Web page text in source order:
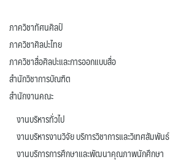
ภาควิชาทัศนศิลป์
ภาควิชาศิลปะไทย
ภาควิชาสื่อศิลปะและการออกแบบสื่อ
สำนักวิชาการบัณฑิต
สำนักงานคณะ
งานบริหารทั่วไป
งานบริหารงานวิจัย บริการวิชาการและวิเทศสัมพันธ์
งานบริการการศึกษาและพัฒนาคุณภาพนักศึกษา